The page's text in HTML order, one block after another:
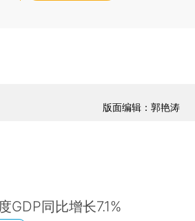
版面编辑：郭艳涛
GDP同比增长7.1%